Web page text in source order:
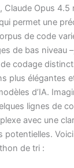
Claude Opus 4.5
permet une
de code
de bas niveau
codage
plus élégantes
d’IA.
lignes de
avec une
potentielles.
de tri :